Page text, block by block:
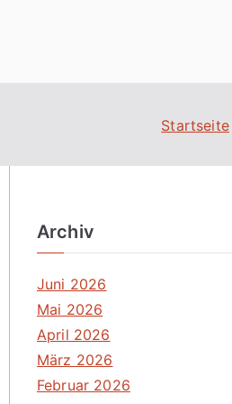
Startseite
Archiv
Juni 2026
Mai 2026
April 2026
März 2026
Februar 2026